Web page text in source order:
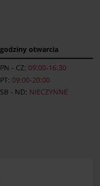
godziny otwarcia
PN - CZ: 09:00-16:30
PT: 09:00-20:00
SB - ND: NIECZYNNE